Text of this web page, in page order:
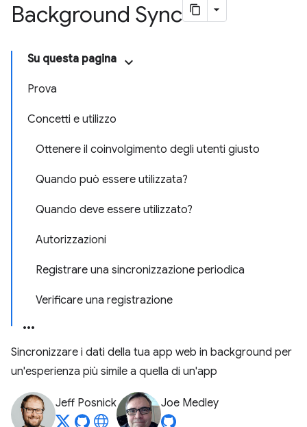
Background Sync
Su questa pagina
Prova
Concetti e utilizzo
Ottenere il coinvolgimento degli utenti giusto
Quando può essere utilizzata?
Quando deve essere utilizzato?
Autorizzazioni
Registrare una sincronizzazione periodica
Verificare una registrazione
Sincronizzare i dati della tua app web in background per
un'esperienza più simile a quella di un'app
Jeff Posnick Joe Medley